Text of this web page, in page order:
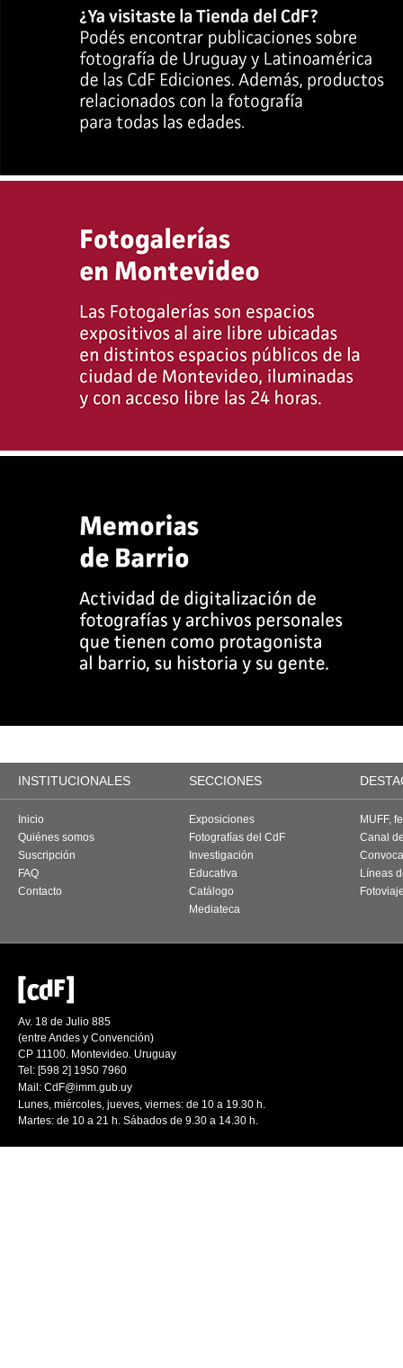
INSTITUCIONALES SECCIONES
Inicio
Quiénes somos
Suscripción
FAQ
Contacto
Exposiciones
Fotografías del CdF
Investigación
Educativa
Catálogo
Mediateca
MUFF,
Canal
Líneas
Av. 18 de Julio 885
(entre Andes y Convención)
CP 11100. Montevideo. Uruguay
Tel: [598 2] 1950 7960
Mail: CdF@imm.gub.uy
Lunes, miércoles, jueves, viernes: de 10 a 19.30 h.
Martes: de 10 a 21 h. Sábados de 9.30 a 14.30 h.